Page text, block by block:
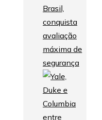
Brasil,
conquista
avaliação
máxima de
segurança